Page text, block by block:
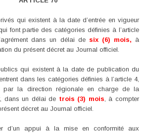
qui existent à la date d’entrée en vigueur
font partie des catégories définies à l’article
dans un délai de six (6) mois, à
du présent décret au Journal officiel.
qui existent à la date de publication du
dans les catégories définies à l’article 4,
par la direction régionale en charge de la
dans un délai de trois (3) mois , à compter
décret au Journal officiel.
d’un appui à la mise en conformité aux